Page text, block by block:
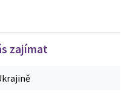
zajímat